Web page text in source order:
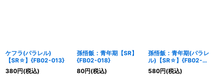
ケフラ(パラレル)
【SR☆】{FB02-013}
380円(税込)
孫悟飯：青年期【SR】
{FB02-018}
80円(税込)
孫悟飯：青年期(パラレ
ル)【SR☆】{FB02-
018}
580円(税込)